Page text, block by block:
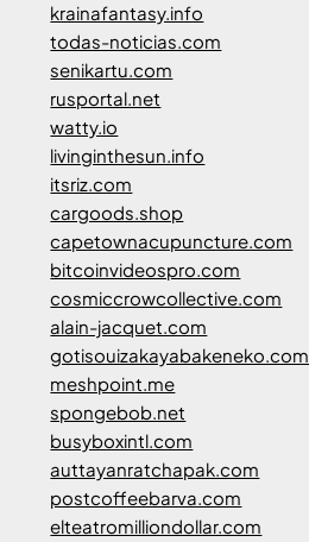
krainafantasy.info
todas-noticias.com
senikartu.com
rusportal.net
watty.io
livinginthesun.info
itsriz.com
cargoods.shop
capetownacupuncture.com
bitcoinvideospro.com
cosmiccrowcollective.com
alain-jacquet.com
gotisouizakayabakeneko.com
meshpoint.me
spongebob.net
busyboxintl.com
auttayanratchapak.com
postcoffeebarva.com
elteatromilliondollar.com